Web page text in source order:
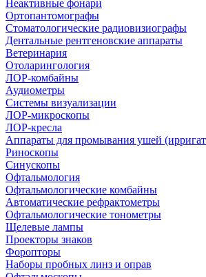
Неактивные фонари
Ортопантомографы
Стоматологические радиовизиографы
Дентальные рентгеновские аппараты
Ветеринария
Отоларингология
ЛОР-комбайны
Аудиометры
Системы визуализации
ЛОР-микроскопы
ЛОР-кресла
Аппараты для промывания ушей
Риноскопы
Синускопы
Офтальмология
Офтальмологические комбайны
Автоматические рефрактометры
Офтальмологические тонометры
Щелевые лампы
Проекторы знаков
Форопторы
Наборы пробных линз и оправ